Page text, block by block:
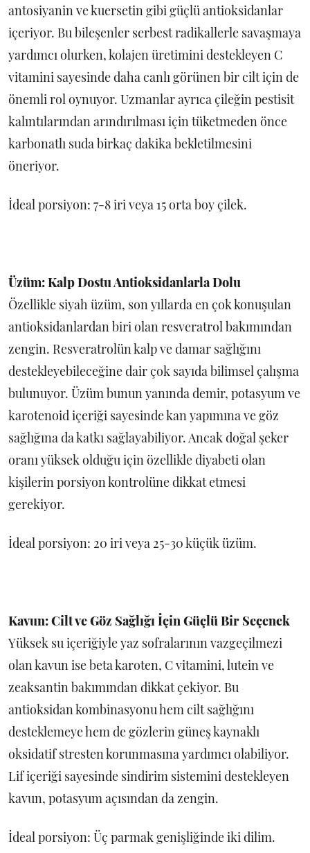
antosiyanin ve kuersetin gibi güçlü antioksidanlar
içeriyor. Bu bileşenler serbest radikallerle savaşmaya
yardımcı olurken, kolajen üretimini destekleyen C
vitamini sayesinde daha canlı görünen bir cilt için de
önemli rol oynuyor. Uzmanlar ayrıca çileğin pestisit
kalıntılarından arındırılması için tüketmeden önce
karbonatlı suda birkaç dakika bekletilmesini
öneriyor.
İdeal porsiyon: 7-8 iri veya 15 orta boy çilek.
Üzüm: Kalp Dostu Antioksidanlarla Dolu
Özellikle siyah üzüm, son yıllarda en çok konuşulan
antioksidanlardan biri olan resveratrol bakımından
zengin. Resveratrolün kalp ve damar sağlığını
destekleyebileceğine dair çok sayıda bilimsel çalışma
bulunuyor. Üzüm bunun yanında demir, potasyum ve
karotenoid içeriği sayesinde kan yapımına ve göz
sağlığına da katkı sağlayabiliyor. Ancak doğal şeker
oranı yüksek olduğu için özellikle diyabeti olan
kişilerin porsiyon kontrolüne dikkat etmesi
gerekiyor.
İdeal porsiyon: 20 iri veya 25-30 küçük üzüm.
Kavun: Cilt ve Göz Sağlığı İçin Güçlü Bir Seçenek
Yüksek su içeriğiyle yaz sofralarının vazgeçilmezi
olan kavun ise beta karoten, C vitamini, lutein ve
zeaksantin bakımından dikkat çekiyor. Bu
antioksidan kombinasyonu hem cilt sağlığını
desteklemeye hem de gözlerin güneş kaynaklı
oksidatif stresten korunmasına yardımcı olabiliyor.
Lif içeriği sayesinde sindirim sistemini destekleyen
kavun, potasyum açısından da zengin.
İdeal porsiyon: Üç parmak genişliğinde iki dilim.